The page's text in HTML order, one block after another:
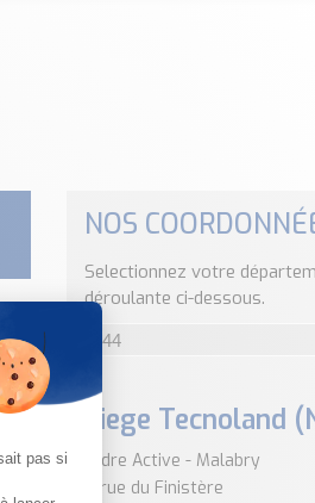
NOS
Selectionnez votre
déroulante ci-dessous.
Siege Tecnoland
Erdre Active - Malabry
4 rue du Finistère